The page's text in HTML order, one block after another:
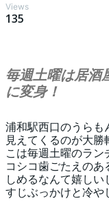
Views
135
毎週土曜は居酒
に変身！
浦和駅西口のうら
見えてくるのが大
こは毎週土曜のラ
コシコ歯ごたえの
しめるなんて嬉し
すじぶっかけと冷や